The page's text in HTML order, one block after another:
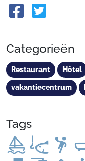
Categorieën
Restaurant Hôtel
vakantiecentrum
Tags